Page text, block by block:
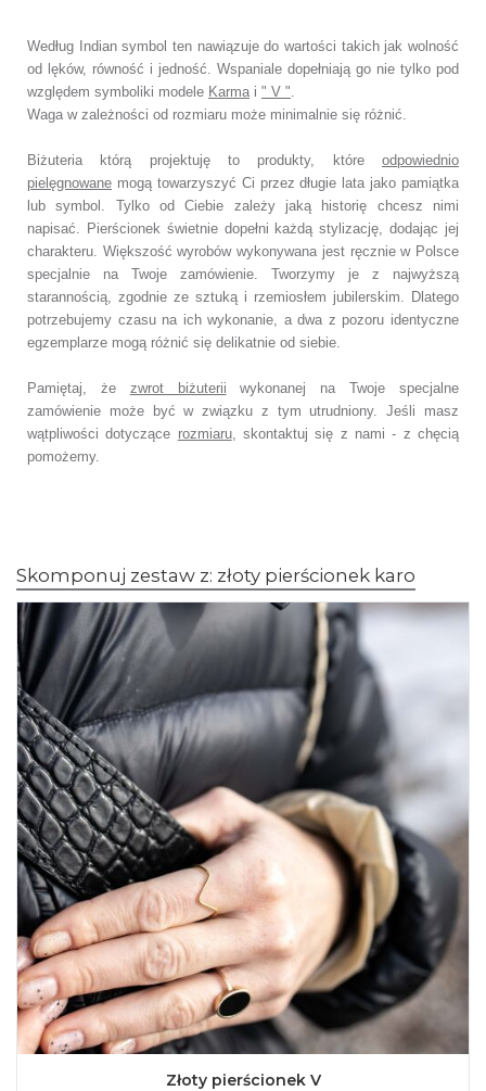
Według Indian symbol ten nawiązuje do wartości takich jak wolność
od lęków, równość i jedność. Wspaniale dopełniają go nie tylko pod
względem symboliki modele Karmai " V ".
Waga w zależności od rozmiaru może minimalnie się różnić.
Biżuteria którą projektuję to produkty, które odpowiednio
pielęgnowane mogą towarzyszyć Ci przez długie lata jako pamiątka
lub symbol. Tylko od Ciebie zależy jaką historię chcesz nimi
napisać. Pierścionek świetnie dopełni każdą stylizację, dodając jej
charakteru. Większość wyrobów wykonywana jest ręcznie w Polsce
specjalnie na Twoje zamówienie. Tworzymy je z najwyższą
starannością, zgodnie ze sztuką i rzemiosłem jubilerskim. Dlatego
potrzebujemy czasu na ich wykonanie, a dwa z pozoru identyczne
egzemplarze mogą różnić się delikatnie od siebie.
Pamiętaj, że zwrot biżuterii wykonanej na Twoje specjalne
zamówienie może być w związku z tym utrudniony. Jeśli masz
wątpliwości dotyczące rozmiaru,skontaktuj się z nami - z chęcią
pomożemy.
Skomponuj zestaw z: złoty pierścionek karo
Złoty pierścionek V